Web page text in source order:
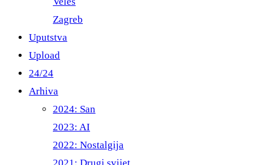
Zagreb
Uputstva
Upload
24/24
Arhiva
2024: San
2023: AI
2022: Nostalgija